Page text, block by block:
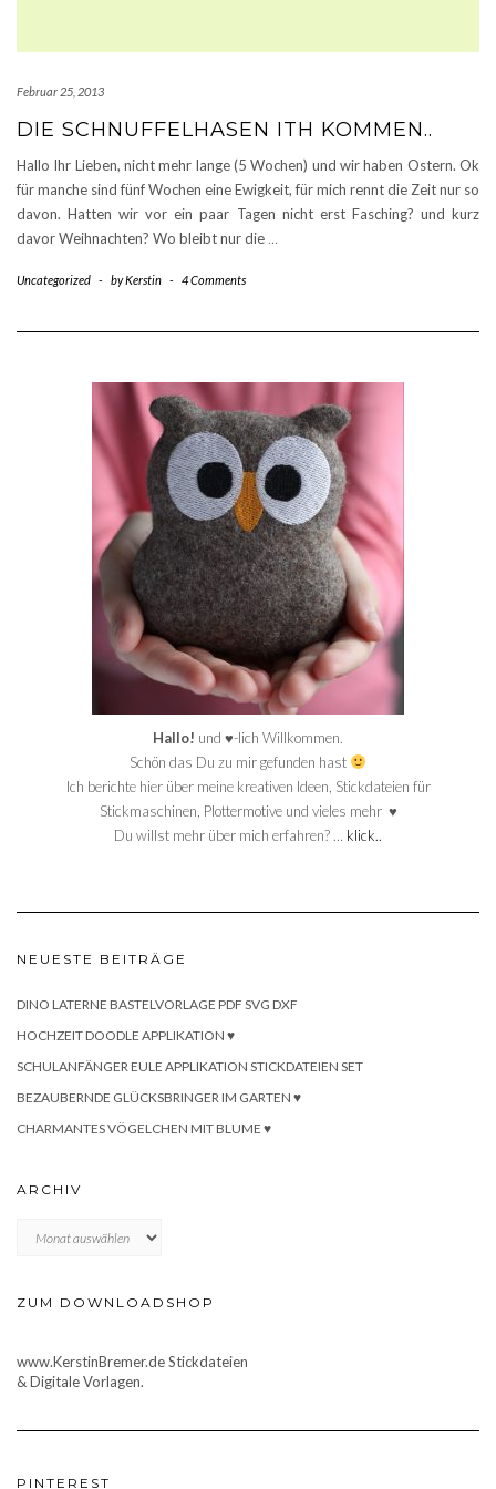
Februar 25, 2013
DIE SCHNUFFELHASEN ITH KOMMEN..
Hallo Ihr Lieben, nicht mehr lange (5 Wochen) und wir haben Ostern. Ok
für manche sind fünf Wochen eine Ewigkeit, für mich rennt die Zeit nur so
davon. Hatten wir vor ein paar Tagen nicht erst Fasching? und kurz
davor Weihnachten? Wo bleibt nur die …
Uncategorized - byKerstin - 4 Comments
Hallo! und ♥-lich Willkommen.
Schön das Du zu mir gefunden hast
Ich berichte hier über meine kreativen Ideen, Stickdateien für
Stickmaschinen, Plottermotive und vieles mehr ♥
Du willst mehr über mich erfahren? … klick..
NEUESTE BEITRÄGE
DINO LATERNE BASTELVORLAGE PDF SVG DXF
HOCHZEIT DOODLE APPLIKATION ♥
SCHULANFÄNGER EULE APPLIKATION STICKDATEIEN SET
BEZAUBERNDE GLÜCKSBRINGER IM GARTEN ♥
CHARMANTES VÖGELCHEN MIT BLUME ♥
ARCHIV
ZUM DOWNLOADSHOP
www.KerstinBremer.de Stickdateien
& Digitale Vorlagen.
PINTEREST